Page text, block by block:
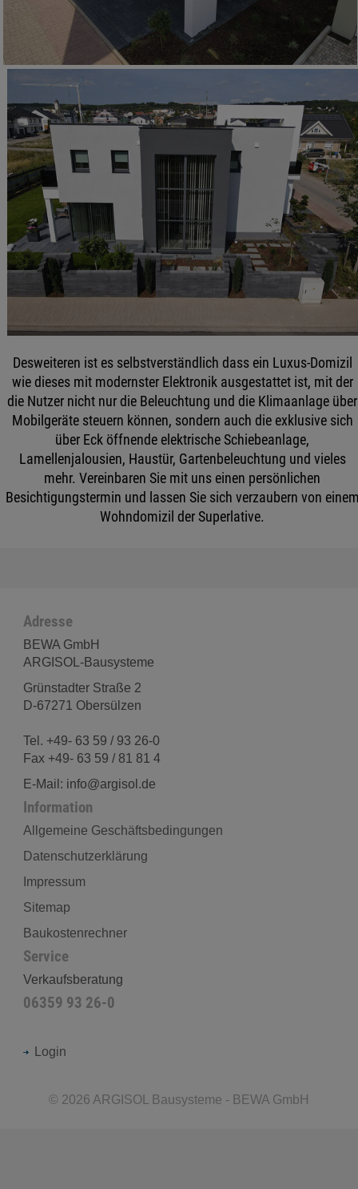
Desweiteren ist es selbstverständlich dass ein Luxus-Domizil
wie dieses mit modernster Elektronik ausgestattet ist, mit der
die Nutzer nicht nur die Beleuchtung und die Klimaanlage über
Mobilgeräte steuern können, sondern auch die exklusive sich
über Eck öffnende elektrische Schiebeanlage,
Lamellenjalousien, Haustür, Gartenbeleuchtung und vieles
mehr. Vereinbaren Sie mit uns einen persönlichen
Besichtigungstermin und lassen Sie sich verzaubern von
Wohndomizil der Superlative.
Adresse
BEWA GmbH
ARGISOL-Bausysteme
Grünstadter Straße 2
D-67271 Obersülzen
Tel. +49- 63 59 / 93 26-0
Fax +49- 63 59 / 81 81 4
E-Mail: info@argisol.de
Information
Allgemeine Geschäftsbedingungen
Datenschutzerklärung
Impressum
Sitemap
Baukostenrechner
Service
Verkaufsberatung
06359 93 26-0
Login
© 2026 ARGISOL Bausysteme - BEWA GmbH